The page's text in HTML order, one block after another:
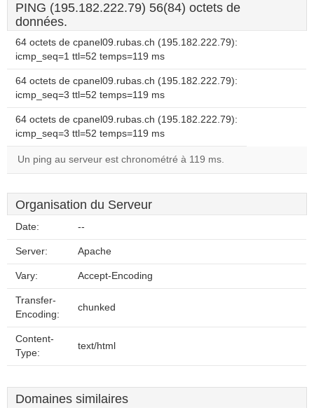
PING (195.182.222.79) 56(84) octets de
données.
64 octets de cpanel09.rubas.ch (195.182.222.79):
icmp_seq=1 ttl=52 temps=119 ms
64 octets de cpanel09.rubas.ch (195.182.222.79):
icmp_seq=3 ttl=52 temps=119 ms
64 octets de cpanel09.rubas.ch (195.182.222.79):
icmp_seq=3 ttl=52 temps=119 ms
Un ping au serveur est chronométré à 119 ms.
Organisation du Serveur
Date: --
Server: Apache
Vary: Accept-Encoding
Transfer-
Encoding:
chunked
Content-
Type:
text/html
Domaines similaires